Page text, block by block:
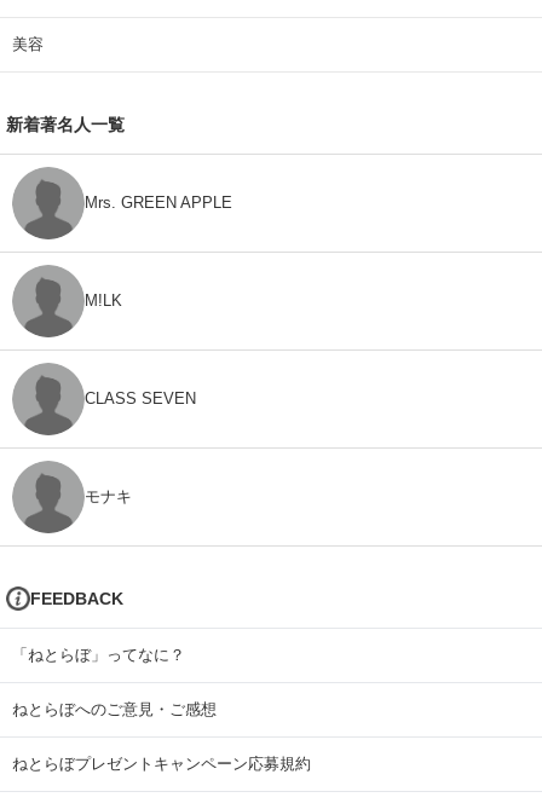
美容
新着著名人一覧
Mrs. GREEN APPLE
M!LK
CLASS SEVEN
モナキ
FEEDBACK
「ねとらぼ」ってなに？
ねとらぼへのご意見・ご感想
ねとらぼプレゼントキャンペーン応募規約